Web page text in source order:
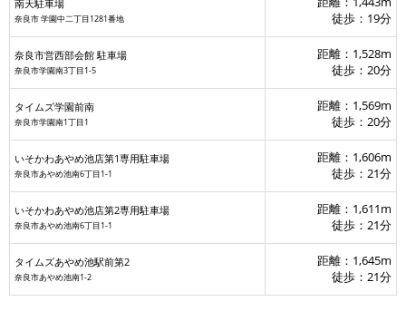
南天駐車場
奈良市 学園中二丁目1281番地
徒歩：19分
奈良市営西部会館 駐車場
奈良市学園南3丁目1-5
距離：1,528m
徒歩：20分
タイムズ学園前南
奈良市学園南1丁目1
距離：1,569m
徒歩：20分
いそかわあやめ池店第1専用駐車場
奈良市あやめ池南6丁目1-1
距離：1,606m
徒歩：21分
いそかわあやめ池店第2専用駐車場
奈良市あやめ池南6丁目1-1
距離：1,611m
徒歩：21分
タイムズあやめ池駅前第2
奈良市あやめ池南1-2
距離：1,645m
徒歩：21分
リーマート近鉄学園前駅2番ホーム中央店
ファミリーマート近鉄学園前駅店